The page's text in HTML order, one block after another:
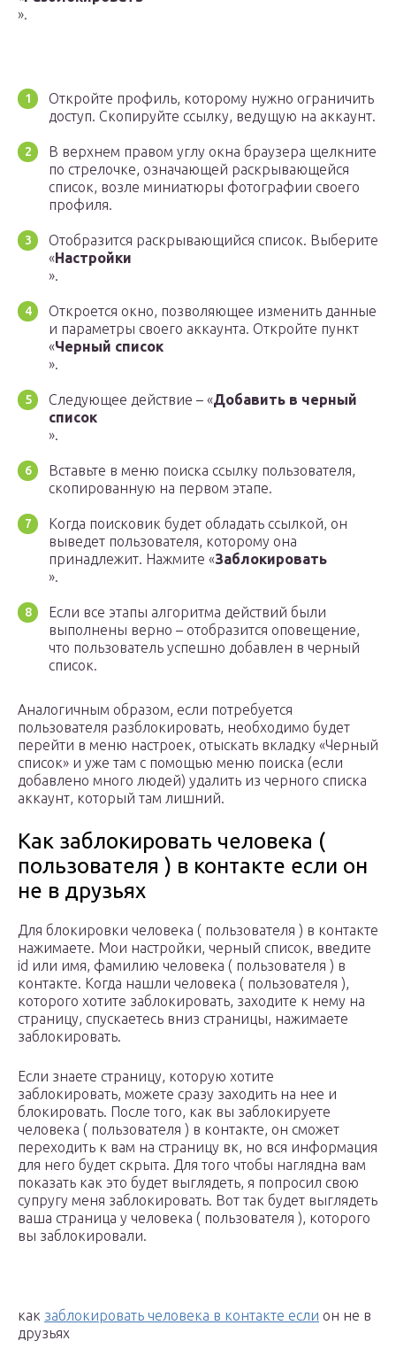
».
Откройте профиль, которому нужно ограничить
доступ. Скопируйте ссылку, ведущую на аккаунт.
В верхнем правом углу окна браузера щелкните
по стрелочке, означающей раскрывающейся
список, возле миниатюры фотографии своего
профиля.
Отобразится раскрывающийся список. Выберите
«Настройки
».
Откроется окно, позволяющее изменить данные
и параметры своего аккаунта. Откройте пункт
«Черный список
».
Следующее действие – «Добавить в черный
список
».
Вставьте в меню поиска ссылку пользователя,
скопированную на первом этапе.
Когда поисковик будет обладать ссылкой, он
выведет пользователя, которому она
принадлежит. Нажмите «Заблокировать
».
Если все этапы алгоритма действий были
выполнены верно – отобразится оповещение,
что пользователь успешно добавлен в черный
список.
Аналогичным образом, если потребуется
пользователя разблокировать, необходимо будет
перейти в меню настроек, отыскать вкладку «Черный
список» и уже там с помощью меню поиска (если
добавлено много людей) удалить из черного списка
аккаунт, который там лишний.
Как заблокировать человека (
пользователя ) в контакте если он
не в друзьях
Для блокировки человека ( пользователя ) в контакте
нажимаете. Мои настройки, черный список, введите
id или имя, фамилию человека ( пользователя ) в
контакте. Когда нашли человека ( пользователя ),
которого хотите заблокировать, заходите к нему на
страницу, спускаетесь вниз страницы, нажимаете
заблокировать.
Если знаете страницу, которую хотите
заблокировать, можете сразу заходить на нее и
блокировать. После того, как вы заблокируете
человека ( пользователя ) в контакте, он сможет
переходить к вам на страницу вк, но вся информация
для него будет скрыта. Для того чтобы наглядна вам
показать как это будет выглядеть, я попросил свою
супругу меня заблокировать. Вот так будет выглядеть
ваша страница у человека ( пользователя ), которого
вы заблокировали.
как заблокировать человека в контакте если он не в
друзьях